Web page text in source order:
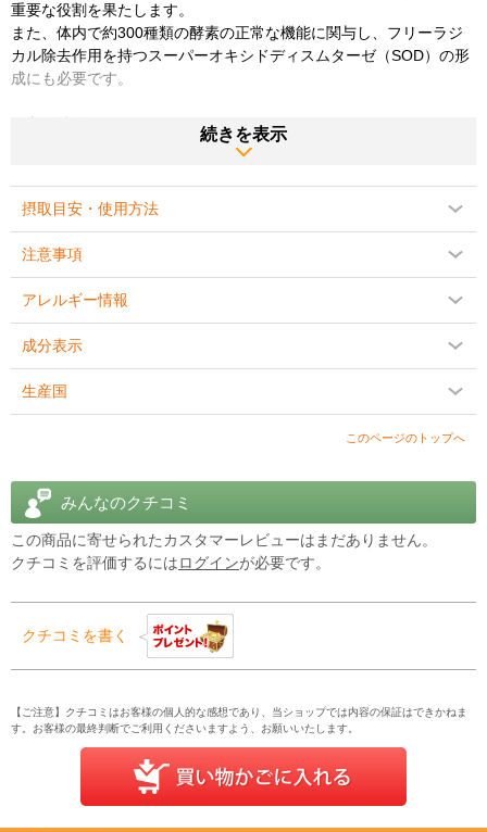
重要な役割を果たします。
また、体内で約300種類の酵素の正常な機能に関与し、フリーラジ
カル除去作用を持つスーパーオキシドディスムターゼ（SOD）の形
成にも必要です。
●吸収性の高い亜鉛: アルビオンミネラルズの亜鉛ビスグリシン酸キ
効率よく体内に取り込まれます。
●身体プロセスのサポート: 亜鉛は成長や発達に不可欠で、目の健康
や免疫機能など多くの身体プロセスをサポートします。
●酵素機能と抗酸化保護: 約300種類の酵素の正常な機能に必要で、
強力な抗酸化剤として働きます。
●消化器系に優しい: キレート化された亜鉛は、従来の亜鉛サプリメ
ントに比べて胃に優しく、消化器系への負担を軽減します。
続きを表示
摂取目安・使用方法
注意事項
アレルギー情報
成分表示
生産国
このページのトップへ
みんなのクチコミ
この商品に寄せられたカスタマーレビューはまだありません。
クチコミを評価するにはログインが必要です。
クチコミを書く
【ご注意】クチコミはお客様の個人的な感想であり、当ショップでは内容の保証はできかねま
す。お客様の最終判断でご利用くださいますよう、お願いいたします。